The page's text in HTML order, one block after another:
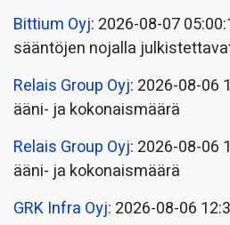
Bittium Oyj: 2026-08-07
sääntöjen nojalla
Relais Group Oyj: 2026-08-06
ääni- ja kokonaismäärä
Relais Group Oyj: 2026-08-06
ääni- ja kokonaismäärä
GRK Infra Oyj: 2026-08-06